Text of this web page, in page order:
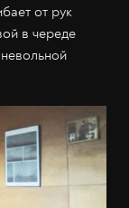
от рук
в череде